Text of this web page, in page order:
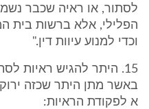
לסתור, או ראיה שכבר
הפלילי, אלא ברשות בית
וכדי למנוע עיוות דין."
15. היתר להגיש ראיות
א לפקודת הראיות: